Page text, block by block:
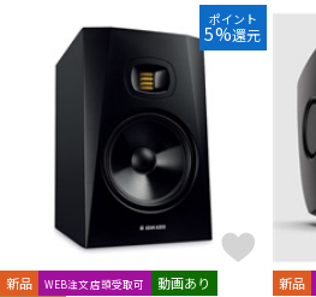
DTM オンライン納品
配信/ライブ機器
中古
ポイント
5%還元
新品 WEB注文店頭受取可
動画あり
新品